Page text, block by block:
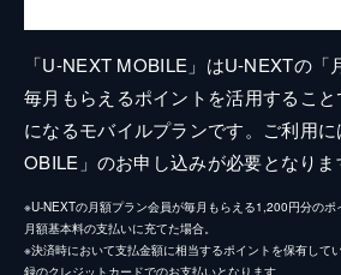
「U-NEXT MOBILE」はU-NEXTの
毎月もらえるポイントを活用するこ
になるモバイルプランです。ご利用
OBILE」のお申し込みが必要となりま
※U-NEXTの月額プラン会員が毎月もらえる1,200円分の
月額基本料の支払いに充てた場合。
※決済時において支払金額に相当するポイントを保有して
録のクレジットカードでのお支払いとなります。